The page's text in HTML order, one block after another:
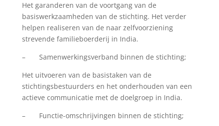
Het garanderen van de voortgang van de
basiswerkzaamheden van de stichting. Het verder
helpen realiseren van de naar zelfvoorziening
strevende familieboerderij in India.
– Samenwerkingsverband binnen de stichting;
Het uitvoeren van de basistaken van de
stichtingsbestuurders en het onderhouden van een
actieve communicatie met de doelgroep in India.
– Functie-omschrijvingen binnen de stichting;